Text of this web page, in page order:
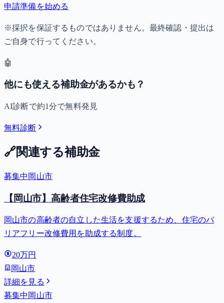
申請準備を始める
※採択を保証するものではありません。最終確認・提出は
ご自身で行ってください。
🤖
他にも使える補助金があるかも？
AI診断で約1分で無料発見
無料診断
🔗関連する補助金
募集中 岡山市
【岡山市】高齢者住宅改修費助成
岡山市の高齢者の自立した生活を支援するため、住宅のバ
リアフリー改修費用を助成する制度。
20万円
岡山市
詳細を見る
募集中 岡山市